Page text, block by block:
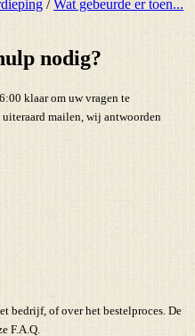
/Wat gebeurde er toen...
nodig?
klaar om uw vragen te
mailen, wij antwoorden
bedrijf, of over het bestelproces. De
F.A.Q.